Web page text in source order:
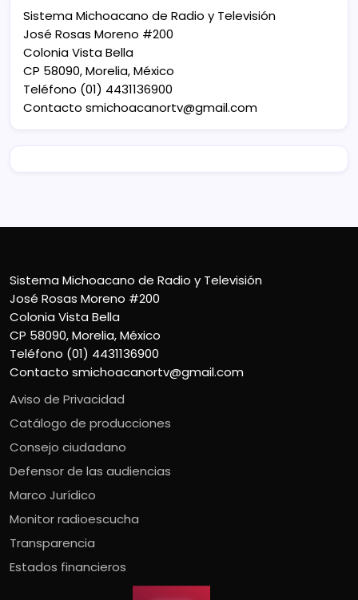
Sistema Michoacano de Radio y Televisión
José Rosas Moreno #200
Colonia Vista Bella
CP 58090, Morelia, México
Teléfono (01) 4431136900
Contacto smichoacanortv@gmail.com
Sistema Michoacano de Radio y Televisión
José Rosas Moreno #200
Colonia Vista Bella
CP 58090, Morelia, México
Teléfono (01) 4431136900
Contacto smichoacanortv@gmail.com
Aviso de Privacidad
Catálogo de producciones
Consejo ciudadano
Defensor de las audiencias
Marco Jurídico
Monitor radioescucha
Transparencia
Estados financieros